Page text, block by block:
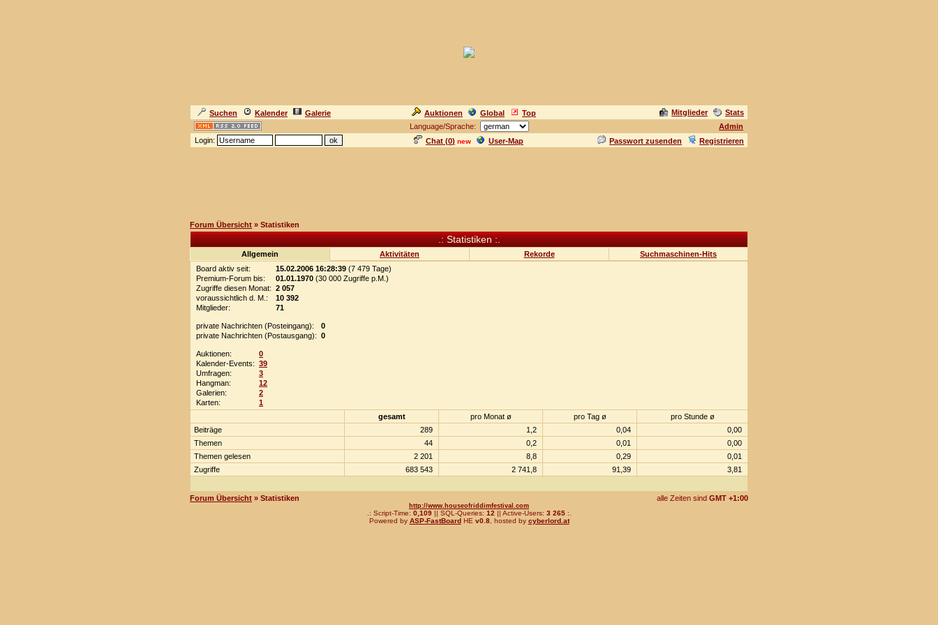
Suchen Kalender Galerie Auktionen Global Top Mitglieder
Stats
Language/Sprache:
Admin
Login:
Chat (0) new User-Map Passwort zusenden Registrieren
Forum Übersicht » Statistiken
.: Statistiken :.
Allgemein Aktivitäten Rekorde
Suchmaschinen-Hits
Board aktiv seit:
15.02.2006 16:28:39 (7 479 Tage)
Premium-Forum bis:
01.01.1970 (30 000 Zugriffe p.M.)
Zugriffe diesen Monat: 2 057
voraussichtlich d. M.:
10 392
Mitglieder:
71
private Nachrichten (Posteingang):
0
private Nachrichten (Postausgang): 0
Auktionen:
0
Kalender-Events: 39
Umfragen:
3
Hangman:
12
Galerien:
2
Karten:
1
gesamt
pro Monat ø pro Tag ø
pro Stunde ø
Beiträge
289 1,2 0,04
0,00
Themen
44 0,2 0,01
0,00
Themen gelesen
2 201 8,8 0,29
0,01
Zugriffe
683 543 2 741,8 91,39 3,81
Forum Übersicht » Statistiken alle Zeiten sind GMT +1:00
http://www.houseofriddimfestival.com
.: Script-Time: 0,109|| SQL-Queries: 12 || Active-Users: 3 265:.
Powered by ASP-FastBoardHE v0.8, hosted by cyberlord.at